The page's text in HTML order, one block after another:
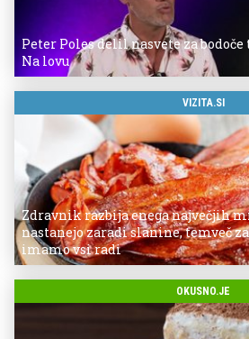
Peter Poles delil nasvete za
Na lovu
VIZITA.SI
Zdravnik razbija enega največjih
nastanejo zaradi slanine, temveč
imamo vsi radi
OKUSNO.JE